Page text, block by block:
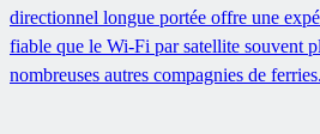
directionnel longue portée offre une
fiable que le Wi-Fi par satellite souvent
nombreuses autres compagnies de ferries.